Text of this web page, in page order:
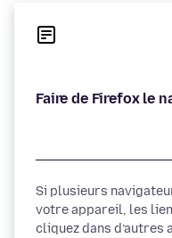
Si plusieurs
votre appareil, les
cliquez dans d’autres